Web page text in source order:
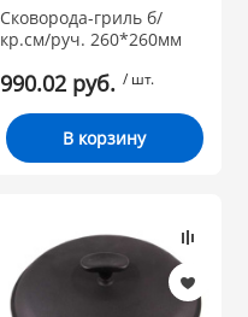
Сковорода-гриль б/
кр.см/руч. 260*260мм
990.02 руб. / шт.
В корзину